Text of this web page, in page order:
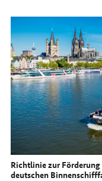
Richtlinie zur
deutschen